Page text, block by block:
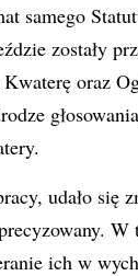
samego
zostały
Kwaterę oraz
udało się
ich w